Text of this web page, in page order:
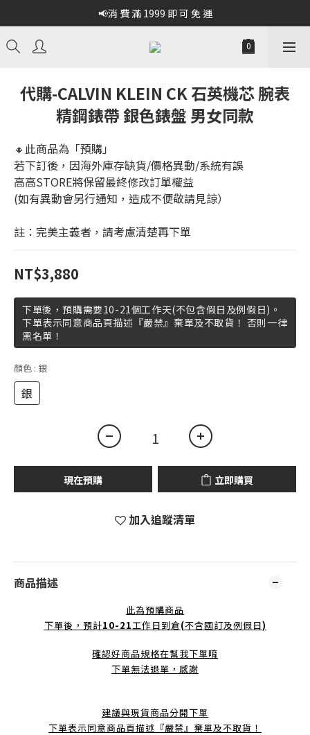
📢消 費 滿 1999 即 可 免 運
代購-CALVIN KLEIN CK 石英機芯 腕表
精鋼錶帶 銀色錶盤 男女同款
🔸此商品為「預購」
若下訂後，因海外庫存缺貨/價格異動/系統有誤
高高STORE將保留最終修改訂單權益
(如有異動會另行通知，造成不便敬請見諒）
註：完美主義者，請考慮清楚再下單
NT$3,880
下單後，預購需要10-21個工作天(不包含假日及例假日)。
下單表示同意商品頁描述『嚴禁』棄單及不取貨！ 否則一律
黑名單！
顏色 : 銀
銀
現在預購 立即購買
加入追蹤清單
商品描述
此為預購商品
下單後，預計10-21工作日到倉(不含國訂及例假日)
確認好商品規格在幫我下單唷
下單無法退單，感謝
建議與現貨商品分開下單
下單表示同意商品頁描述『嚴禁』棄單及不取貨！